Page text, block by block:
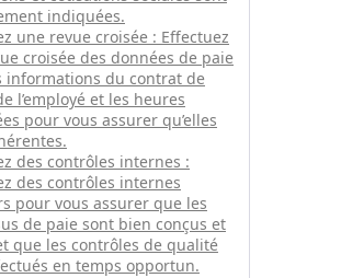
indiquées.
une revue croisée : Effectuez
croisée des données de paie
informations du contrat de
l’employé et les heures
pour vous assurer qu’elles
des contrôles internes :
des contrôles internes
pour vous assurer que les
de paie sont bien conçus et
que les contrôles de qualité
en temps opportun.